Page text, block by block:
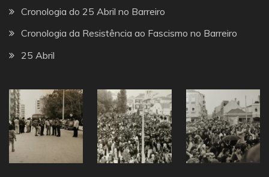
Cronologia do 25 Abril no Barreiro
Cronologia da Resistência ao Fascismo no Barreiro
25 Abril